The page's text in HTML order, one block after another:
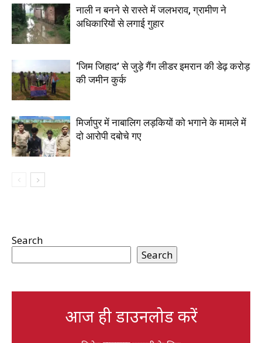
नाली न बनने से रास्ते में जलभराव, ग्रामीण ने
अधिकारियों से लगाई गुहार
‘जिम जिहाद’ से जुड़े गैंग लीडर इमरान की डेढ़ करोड़
की जमीन कुर्क
मिर्जापुर में नाबालिग लड़कियों को भगाने के मामले में
दो आरोपी दबोचे गए
Search
Search
आज ही डाउनलोड करें